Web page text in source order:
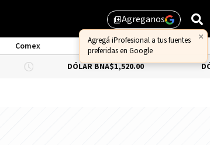
library_addAgreganos
Comex
DÓLAR BNA $1,520.00 DÓLAR BLUE-